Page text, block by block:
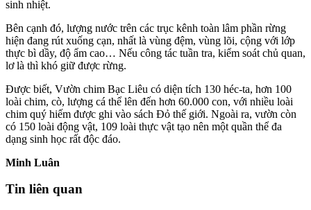
sinh nhiệt.
Bên cạnh đó, lượng nước trên các trục kênh toàn lâm phần rừng
hiện đang rút xuống cạn, nhất là vùng đệm, vùng lõi, cộng với lớp
thực bì dầy, độ ẩm cao… Nếu công tác tuần tra, kiểm soát chủ quan,
lơ là thì khó giữ được rừng.
Được biết, Vườn chim Bạc Liêu có diện tích 130 héc-ta, hơn 100
loài chim, cò, lượng cá thể lên đến hơn 60.000 con, với nhiều loài
chim quý hiếm được ghi vào sách Đỏ thế giới. Ngoài ra, vườn còn
có 150 loài động vật, 109 loài thực vật tạo nên một quần thể đa
dạng sinh học rất độc đáo.
Minh Luân
Tin liên quan